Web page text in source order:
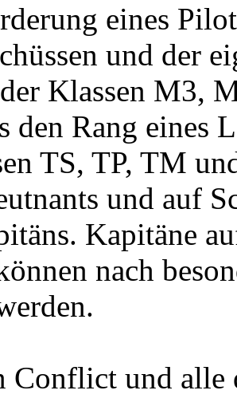
eines
und der
Klassen M3,
den Rang eines
TS, TP, TM
und auf
Kapitäne
nach
Conflict und